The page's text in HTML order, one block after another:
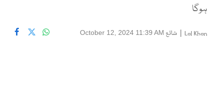
ہوگا
Lal Khan
| شائع October 12, 2024 11:39 AM